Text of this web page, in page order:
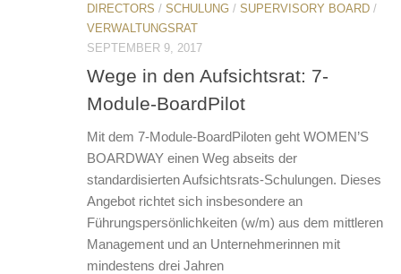
DIRECTORS / SCHULUNG / SUPERVISORY BOARD /
VERWALTUNGSRAT
SEPTEMBER 9, 2017
Wege in den Aufsichtsrat: 7-
Module-BoardPilot
Mit dem 7-Module-BoardPiloten geht WOMEN’S
BOARDWAY einen Weg abseits der
standardisierten Aufsichtsrats-Schulungen. Dieses
Angebot richtet sich insbesondere an
Führungspersönlichkeiten (w/m) aus dem mittleren
Management und an Unternehmerinnen mit
mindestens drei Jahren